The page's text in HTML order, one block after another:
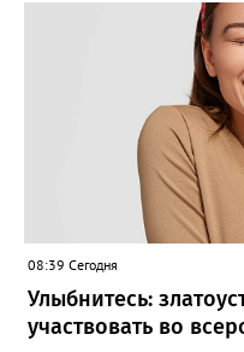
08:39 Сегодня
Улыбнитесь:
участвовать во